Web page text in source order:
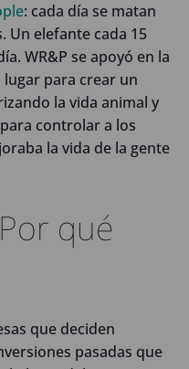
: cada día se matan
Un elefante cada 15
WR&P se apoyó en la
para crear un
la vida animal y
controlar a los
la vida de la gente
qué
que deciden
pasadas que